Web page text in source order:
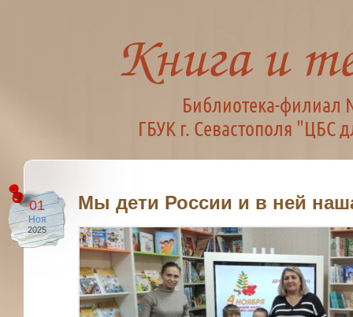
01
Ноя
2025
Мы дети России и в ней